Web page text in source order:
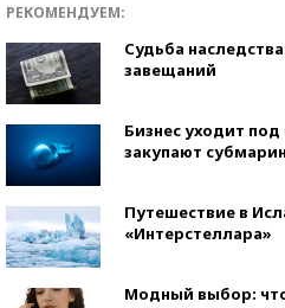
РЕКОМЕНДУЕМ:
Судьба
завещаний
Бизнес уходит
закупают
Путешествие в
«Интерстеллара»
Модный выбор: что